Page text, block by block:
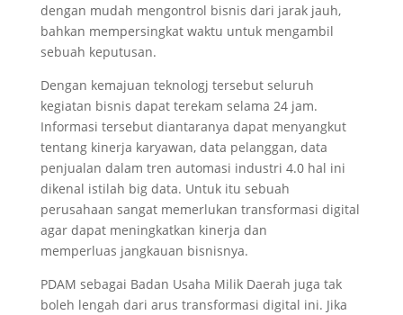
dengan mudah mengontrol bisnis dari jarak jauh,
bahkan mempersingkat waktu untuk mengambil
sebuah keputusan.
Dengan kemajuan teknologj tersebut seluruh
kegiatan bisnis dapat terekam selama 24 jam.
Informasi tersebut diantaranya dapat menyangkut
tentang kinerja karyawan, data pelanggan, data
penjualan dalam tren automasi industri 4.0 hal ini
dikenal istilah big data. Untuk itu sebuah
perusahaan sangat memerlukan transformasi digital
agar dapat meningkatkan kinerja dan
memperluas jangkauan bisnisnya.
PDAM sebagai Badan Usaha Milik Daerah juga tak
boleh lengah dari arus transformasi digital ini. Jika